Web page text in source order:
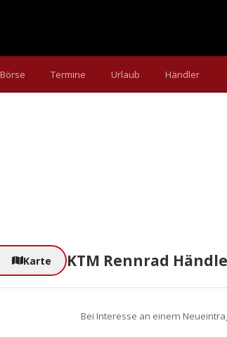
Börse Termine Urlaub Händler
Karte KTM Rennrad
Bei Interesse an einem